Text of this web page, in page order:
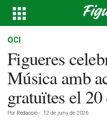
OCI
Figueres
Música amb
gratuïtes el
Por Redacció - 12 de juny de 2026